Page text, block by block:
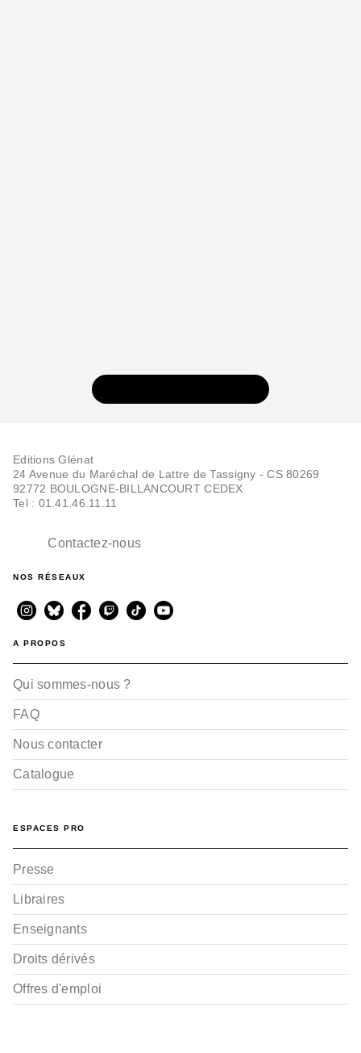
Editions Glénat
24 Avenue du Maréchal de Lattre de Tassigny - CS 80269
92772 BOULOGNE-BILLANCOURT CEDEX
Tel : 01.41.46.11.11
Contactez-nous
NOS RÉSEAUX
A PROPOS
Qui sommes-nous ?
FAQ
Nous contacter
Catalogue
ESPACES PRO
Presse
Libraires
Enseignants
Droits dérivés
Offres d'emploi